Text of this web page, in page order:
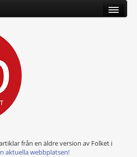
från en äldre version av Folket i
aktuella webbplatsen!